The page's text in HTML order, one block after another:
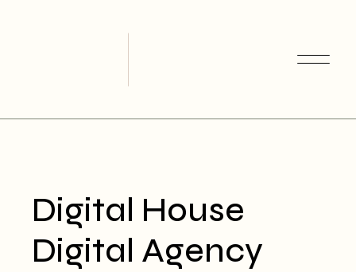
Digital House
Digital Agency